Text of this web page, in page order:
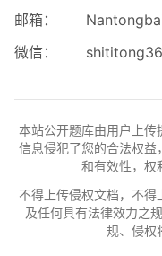
邮箱：
微信：
本站公开题库由用户上传
信息侵犯了您的合法权益
和有效性，权
不得上传侵权文档，不
及任何具有法律效力之
规、侵权